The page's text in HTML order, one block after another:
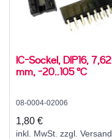
IC-Sockel, DIP16, 7,62
mm, -20..105 °C
08-0004-02006
1,80 €
inkl. MwSt. zzgl. Versand